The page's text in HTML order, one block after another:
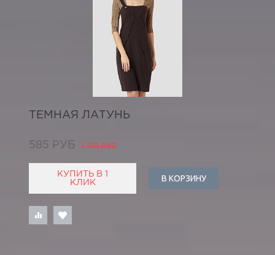
ТЕМНАЯ ЛАТУНЬ
585 РУБ 1 170 РУБ
КУПИТЬ В 1
КЛИК
В КОРЗИНУ